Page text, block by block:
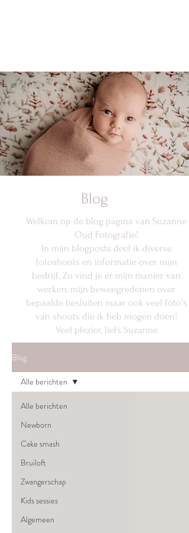
Blog
Welkom op de blog pagina van Suzanne
Oud Fotografie!
In mijn blogposts deel ik diverse
fotoshoots en informatie over mijn
bedrijf. Zo vind je er mijn manier van
werken, mijn beweegredenen over
bepaalde besluiten maar ook veel foto's
van shoots die ik heb mogen doen!
Veel plezier, liefs Suzanne
Blog
Alle berichten
Newborn
Cake smash
Bruiloft
Zwangerschap
Kids sessies
Algemeen
Alle berichten